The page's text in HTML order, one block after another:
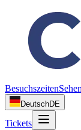
Besuchszeiten
DeutschDE
Tickets